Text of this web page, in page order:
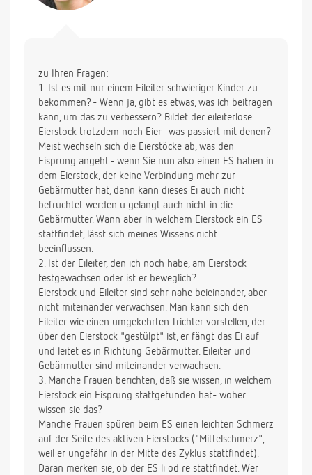
(1. Zyklushälfte) und Mönchspfeffer (2. ZK Hälfte)
eingenommen. Kann ich das jetzt wieder anfangen
zu nehmen?
6. Ebenfalls habe ich Frauenmanteltee und
Himbeerblättertee getrunken- ist das jetzt auch
wieder hilfreich?
7. Kann ich wieder unbedenklich baden
(Badewanne) und muß ich etwas beachten, wenn
ich in ein Schwimmbad gehen will?( man sagte mir,
daß eine Eileiterschw. von früheren Infektion
herührt- nun habe ich Angst vor einer erneuten
Infektion)
8. Kann ich etwas tun, damit mein Narbengewebe
elastischer wird? Ich habe noch Beschwerden, wenn
ich länger oder schneller gehe, dann fühlt sich mein
Bauch sehr fest und unbeweglich an.
9. Was kann ich tun, um mich in meinem Körper
wieder wohler zu fühlen? Gibt es eine bestimmte
Sportart/Gymnastik, die Sie empfehlen würden?
Ich danke schon mal im Voraus,
herzliche Grüße,
Alienad
P.S Die "Hebammensprechstd." ist eine sehr gute
Sache und hat mir schon oft geholfen Vielen Dank -
Weiter so!
zu Ihren Fragen:
1. Ist es mit nur einem Eileiter schwieriger Kinder zu
bekommen? - Wenn ja, gibt es etwas, was ich beitragen
kann, um das zu verbessern? Bildet der eileiterlose
Eierstock trotzdem noch Eier- was passiert mit denen?
Meist wechseln sich die Eierstöcke ab, was den
Eisprung angeht - wenn Sie nun also einen ES haben in
dem Eierstock, der keine Verbindung mehr zur
Gebärmutter hat, dann kann dieses Ei auch nicht
befruchtet werden u gelangt auch nicht in die
Gebärmutter. Wann aber in welchem Eierstock ein ES
stattfindet, lässt sich meines Wissens nicht
beeinflussen.
2. Ist der Eileiter, den ich noch habe, am Eierstock
festgewachsen oder ist er beweglich?
Eierstock und Eileiter sind sehr nahe beieinander, aber
nicht miteinander verwachsen. Man kann sich den
Eileiter wie einen umgekehrten Trichter vorstellen, der
über den Eierstock "gestülpt" ist, er fängt das Ei auf
und leitet es in Richtung Gebärmutter. Eileiter und
Gebärmutter sind miteinander verwachsen.
3. Manche Frauen berichten, daß sie wissen, in welchem
Eierstock ein Eisprung stattgefunden hat- woher
wissen sie das?
Manche Frauen spüren beim ES einen leichten Schmerz
auf der Seite des aktiven Eierstocks ("Mittelschmerz",
weil er ungefähr in der Mitte des Zyklus stattfindet).
Daran merken sie, ob der ES li od re stattfindet. Wer